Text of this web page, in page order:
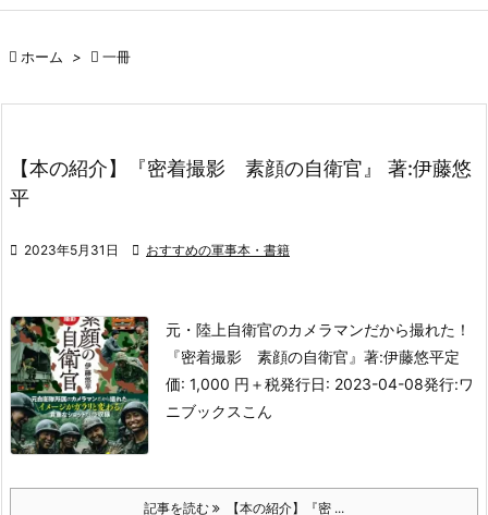
 ホーム >  一冊
【本の紹介】『密着撮影 素顔の自衛官』 著:伊藤悠
平
 2023年5月31日  おすすめの軍事本・書籍
元・陸上自衛官のカメラマンだから撮れた！
『密着撮影 素顔の自衛官』 著:伊藤悠平定
価: 1,000 円＋税発行日: 2023-04-08発行:ワ
ニブックス こん
記事を読む 【本の紹介】『密 ...